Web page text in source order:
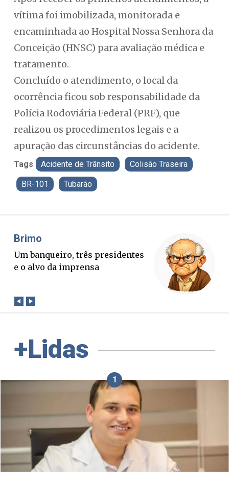
vítima foi imobilizada, monitorada e
encaminhada ao Hospital Nossa Senhora da
Conceição (HNSC) para avaliação médica e
tratamento.
Concluído o atendimento, o local da
ocorrência ficou sob responsabilidade da
Polícia Rodoviária Federal (PRF), que
realizou os procedimentos legais e a
apuração das circunstâncias do acidente.
Tags Acidente de Trânsito Colisão Traseira
BR-101 Tubarão
Misael Elias
O Boato corre mais rápido que a
verdade. Mas quem paga a
+Lidas
1